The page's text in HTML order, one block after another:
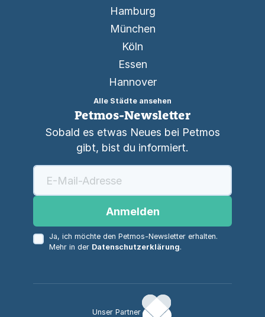
Hamburg
München
Köln
Essen
Hannover
Alle Städte ansehen
Petmos-Newsletter
Sobald es etwas Neues bei Petmos
gibt, bist du informiert.
Anmelden
Ja, ich möchte den Petmos-Newsletter erhalten.
Mehr in der Datenschutzerklärung.
Unser Partner